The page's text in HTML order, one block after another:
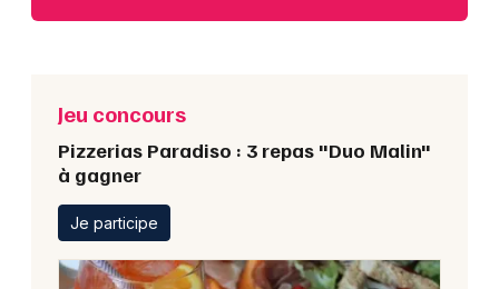
Jeu concours
Pizzerias Paradiso : 3 repas "Duo Malin"
à gagner
Je participe